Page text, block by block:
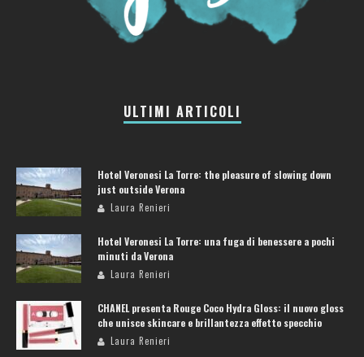
ULTIMI ARTICOLI
Hotel Veronesi La Torre: the pleasure of slowing down
just outside Verona
Laura Renieri
Hotel Veronesi La Torre: una fuga di benessere a pochi
minuti da Verona
Laura Renieri
CHANEL presenta Rouge Coco Hydra Gloss: il nuovo gloss
che unisce skincare e brillantezza effetto specchio
Laura Renieri